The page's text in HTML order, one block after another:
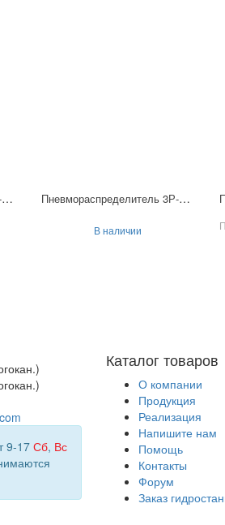
Пневмораспределитель 3Р-16-232-3 Пневмораспределитель 3Р-6-233-3
В наличии
Каталог товаров
О компании
Продукция
Реализация
Напишите нам
Помощь
Контакты
Форум
Заказ
9-17 Сб, Вс